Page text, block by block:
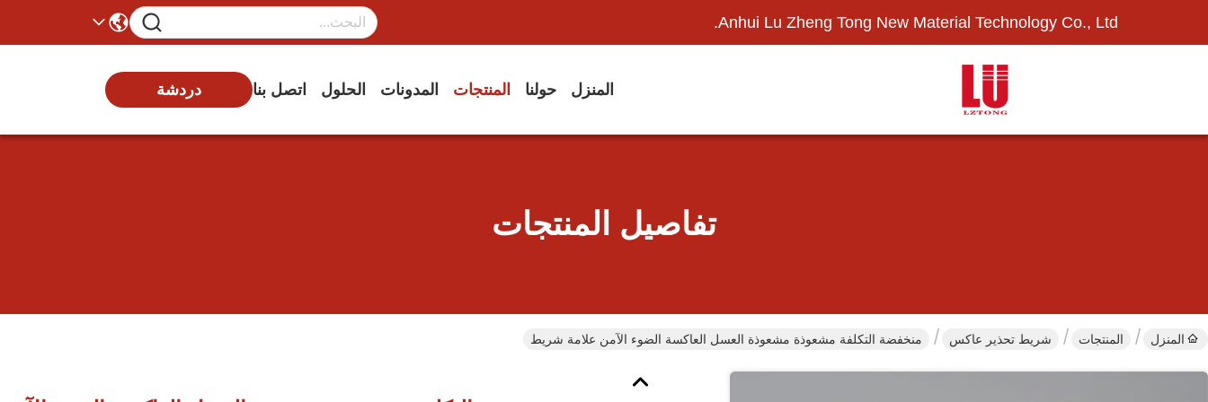
Anhui Lu Zheng Tong New Material Technology Co., Ltd.
المنزل حولنا المنتجات المدونات الحلول اتصل بنا دردشة
تفاصيل المنتجات
المنزل المنتجات شريط تحذير عاكس منخفضة التكلفة مشعوذة مشعوذة العسل العاكسة الضوء الآمن علامة شريط